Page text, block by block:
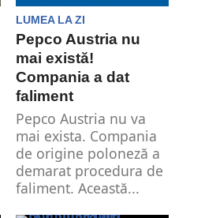
LUMEA LA ZI
Pepco Austria nu
mai există!
Compania a dat
faliment
Pepco Austria nu va
mai exista. Compania
de origine poloneză a
demarat procedura de
faliment. Această...